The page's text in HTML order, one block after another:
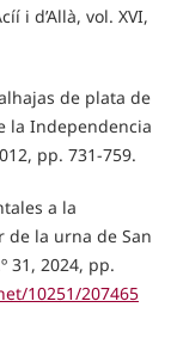
i d’Allà, vol. XVI,
alhajas de plata de
la Independencia
pp. 731-759.
a la
de la urna de San
31, 2024, pp.
10251/207465